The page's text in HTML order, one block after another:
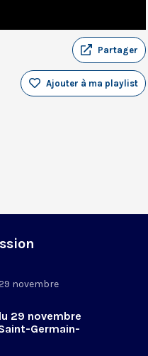
Partager
Ajouter à ma playlist
novembre
29 novembre
Germain-